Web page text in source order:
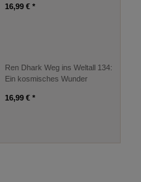
16,99 € *
Ren Dhark Weg ins Weltall 134:
Ein kosmisches Wunder
16,99 € *